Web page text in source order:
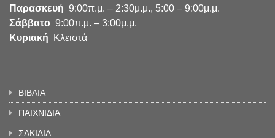
Παρασκευή 9:00π.μ. – 2:30μ.μ., 5:00 – 9:00μ.μ.
Σάββατο 9:00π.μ. – 3:00μ.μ.
Κυριακή Κλειστά
ΒΙΒΛΙΑ
ΠΑΙΧΝΙΔΙΑ
ΣΑΚΙΔΙΑ